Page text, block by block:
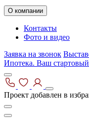
О компании
Контакты
Фото и видео
Заявка на звонок
Ипотека. Ваш
Проект добавлен в